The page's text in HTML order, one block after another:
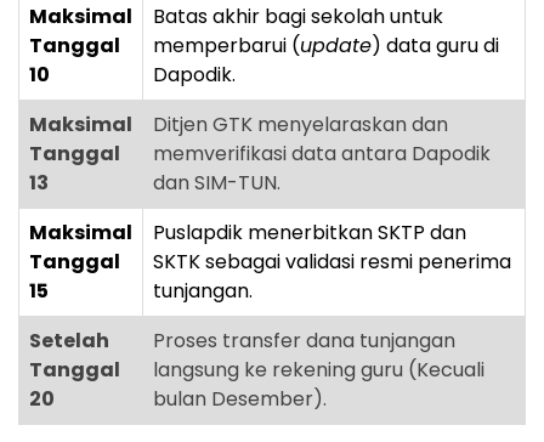
Maksimal
Tanggal
10
Batas akhir bagi sekolah untuk
memperbarui (update) data guru di
Dapodik.
Maksimal
Tanggal
13
Ditjen GTK menyelaraskan dan
memverifikasi data antara Dapodik
dan SIM-TUN.
Maksimal
Tanggal
15
Puslapdik menerbitkan SKTP dan
SKTK sebagai validasi resmi penerima
tunjangan.
Setelah
Tanggal
20
Proses transfer dana tunjangan
langsung ke rekening guru (Kecuali
bulan Desember).